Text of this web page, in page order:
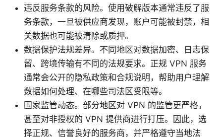
违反服务条款的风险。使用破解版本通常违反了服
务条款，一旦被供应商发现，账户可能被封禁，相
关数据也可能被清除或质押。
数据保护法规差异。不同地区对数据加密、日志保
留、跨境传输有不同的法规要求。正规 VPN 服务
通常会公开的隐私政策和合规说明，帮助用户理解
数据如何处理、在哪些司法区受限等。
国家监管动态。部分地区对 VPN 的监管更严格，
甚至对非授权的 VPN 提供商进行打压。因此，选
择正规、信誉良好的服务商，并严格遵守当地法